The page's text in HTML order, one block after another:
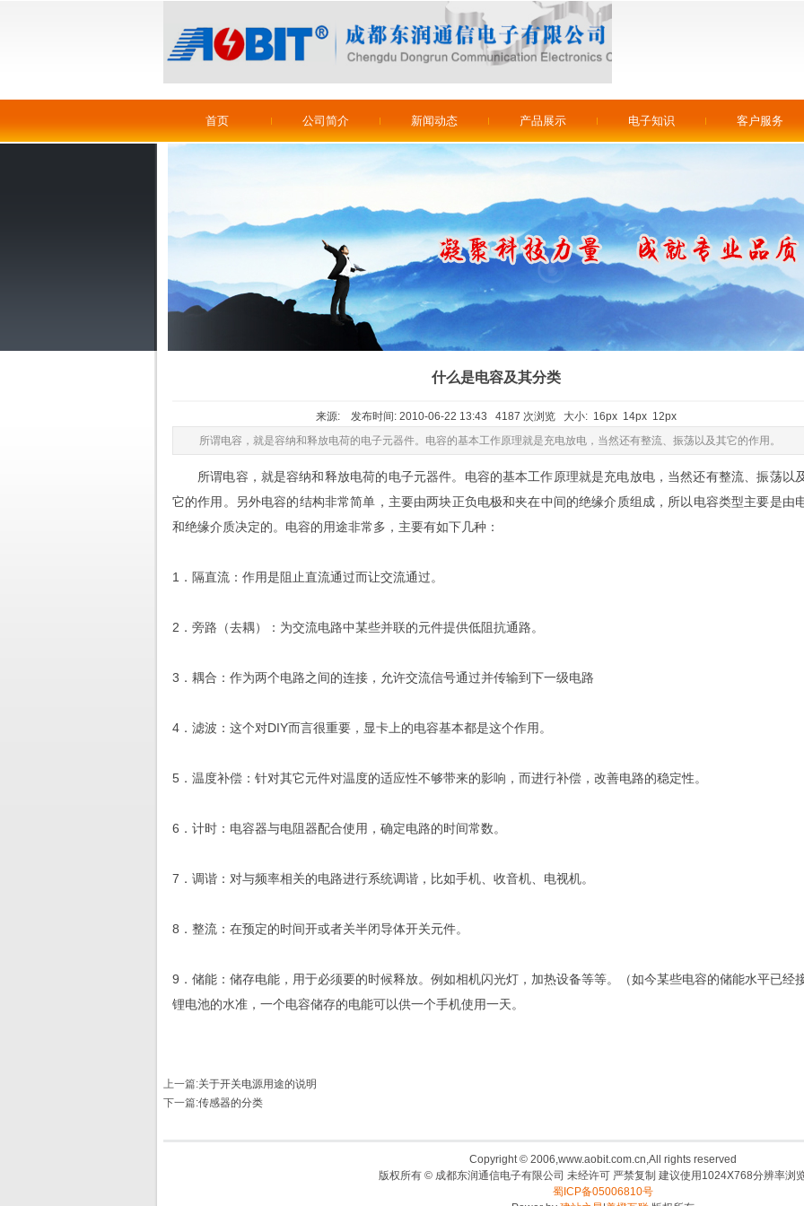
首页 公司简介 新闻动态 产品展示 电子知识 客户服务
什么是电容及其分类
来源: 发布时间: 2010-06-22 13:43 4187 次浏览 大小: 16px 14px 12px
所谓电容，就是容纳和释放电荷的电子元器件。电容的基本工作原理就是充电放电，当然还有整流、振荡以及其它的作用。
所谓电容，就是容纳和释放电荷的电子元器件。电容的基本工作原理就是充电放电，当然还有整流、振荡以
它的作用。另外电容的结构非常简单，主要由两块正负电极和夹在中间的绝缘介质组成，所以电容类型主要是由
和绝缘介质决定的。电容的用途非常多，主要有如下几种：
1．隔直流：作用是阻止直流通过而让交流通过。
2．旁路（去耦）：为交流电路中某些并联的元件提供低阻抗通路。
3．耦合：作为两个电路之间的连接，允许交流信号通过并传输到下一级电路
4．滤波：这个对DIY而言很重要，显卡上的电容基本都是这个作用。
5．温度补偿：针对其它元件对温度的适应性不够带来的影响，而进行补偿，改善电路的稳定性。
6．计时：电容器与电阻器配合使用，确定电路的时间常数。
7．调谐：对与频率相关的电路进行系统调谐，比如手机、收音机、电视机。
8．整流：在预定的时间开或者关半闭导体开关元件。
9．储能：储存电能，用于必须要的时候释放。例如相机闪光灯，加热设备等等。（如今某些电容的储能水平已经
锂电池的水准，一个电容储存的电能可以供一个手机使用一天。
上一篇:关于开关电源用途的说明
下一篇:传感器的分类
Copyright © 2006,www.aobit.com.cn,All rights reserved
版权所有 © 成都东润通信电子有限公司 未经许可 严禁复制 建议使用1024X768分辨率浏
蜀ICP备05006810号